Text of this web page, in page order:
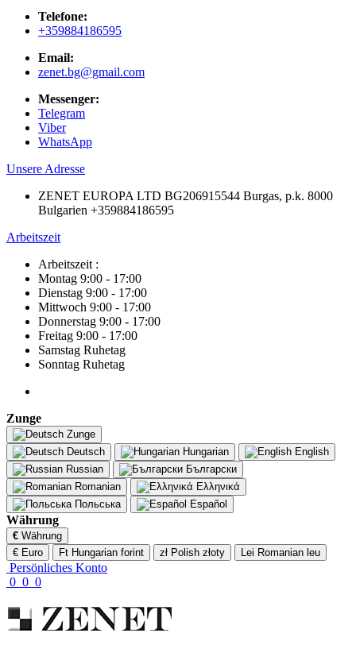
Telefone:
+359884186595
Email:
zenet.bg@gmail.com
Messenger:
Telegram
Viber
WhatsApp
Unsere Adresse
ZENET EUROPA LTD BG206915544 Burgas, p.k. 8000
Bulgarien +359884186595
Arbeitszeit
Arbeitszeit :
Montag 9:00 - 17:00
Dienstag 9:00 - 17:00
Mittwoch 9:00 - 17:00
Donnerstag 9:00 - 17:00
Freitag 9:00 - 17:00
Samstag Ruhetag
Sonntag Ruhetag
Zunge
Zunge
Deutsch
Hungarian
English
Russian
Български
Romanian
Ελληνικά
Польська
Español
Währung
€ Währung
€ Euro
Ft Hungarian forint zł Polish złoty Lei Romanian leu
Persönliches Konto
0 0 0